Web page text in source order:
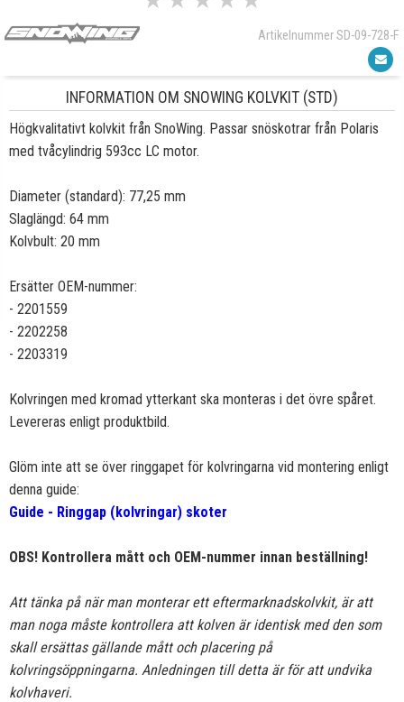
Artikelnummer SD-09-728-F
INFORMATION OM SNOWING KOLVKIT (STD)
Högkvalitativt kolvkit från SnoWing. Passar snöskotrar från Polaris
med tvåcylindrig 593cc LC motor.
Diameter (standard): 77,25 mm
Slaglängd: 64 mm
Kolvbult: 20 mm
Ersätter OEM-nummer:
- 2201559
- 2202258
- 2203319
Kolvringen med kromad ytterkant ska monteras i det övre spåret.
Levereras enligt produktbild.
Glöm inte att se över ringgapet för kolvringarna vid montering enligt
denna guide:
Guide - Ringgap (kolvringar) skoter
OBS! Kontrollera mått och OEM-nummer innan beställning!
Att tänka på när man monterar ett eftermarknadskolvkit, är att
man noga måste kontrollera att kolven är identisk med den som
skall ersättas gällande mått och placering på
kolvringsöppningarna. Anledningen till detta är för att undvika
kolvhaveri.